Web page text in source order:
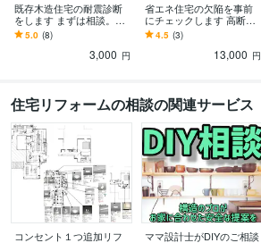
既存木造住宅の耐震診断
をします まずは相談。そ
の後、診断、改修提案、
概算見積までOP対応！
5.0 (8)
3,000 円
省エネ住宅の欠陥を事前
にチェックします 高断熱
高気密住宅における間取
りの問題点をチェックし
4.5 (3)
13,000 円
住宅リフォームの相談の関連サービス
コンセント１つ追加リフ
ママ設計士がDIYのご相談